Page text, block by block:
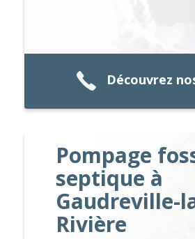
Découvrez
Pompage
septique à
Gaudreville-
Rivière